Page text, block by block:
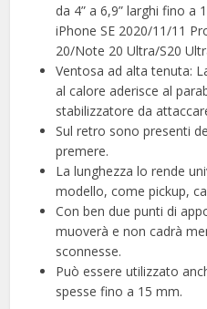
da 4” a 6,9” larghi fino a
iPhone SE 2020/11/11
20/Note 20 Ultra/S20
Ventosa ad alta tenuta:
al calore aderisce al
stabilizzatore da
Sul retro sono presenti
premere.
La lunghezza lo rende
modello, come pickup,
Con ben due punti di
muoverà e non cadrà
sconnesse.
Può essere utilizzato
spesse fino a 15 mm.